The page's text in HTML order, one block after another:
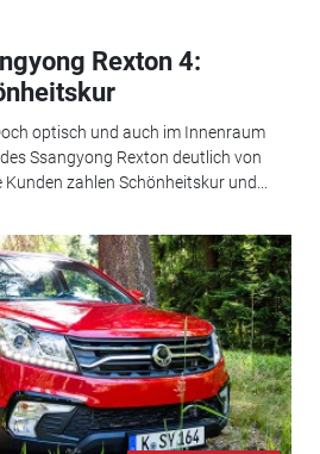
Rexton 4:
optisch und auch im Innenraum
Ssangyong Rexton deutlich von
zahlen Schönheitskur und...